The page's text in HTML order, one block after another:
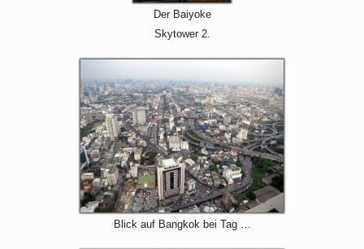
Der Baiyoke
Skytower 2.
Blick auf Bangkok bei Tag …